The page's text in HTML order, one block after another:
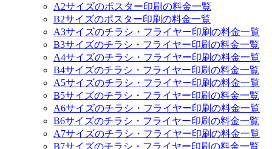
A2サイズのポスター印刷の料金一覧
B2サイズのポスター印刷の料金一覧
A3サイズのチラシ・フライヤー印刷の料金一覧
B3サイズのチラシ・フライヤー印刷の料金一覧
A4サイズのチラシ・フライヤー印刷の料金一覧
B4サイズのチラシ・フライヤー印刷の料金一覧
A5サイズのチラシ・フライヤー印刷の料金一覧
B5サイズのチラシ・フライヤー印刷の料金一覧
A6サイズのチラシ・フライヤー印刷の料金一覧
B6サイズのチラシ・フライヤー印刷の料金一覧
A7サイズのチラシ・フライヤー印刷の料金一覧
B7サイズのチラシ・フライヤー印刷の料金一覧